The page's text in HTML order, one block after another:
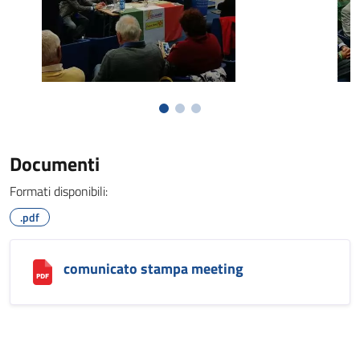
Documenti
Formati disponibili:
.pdf
comunicato stampa meeting